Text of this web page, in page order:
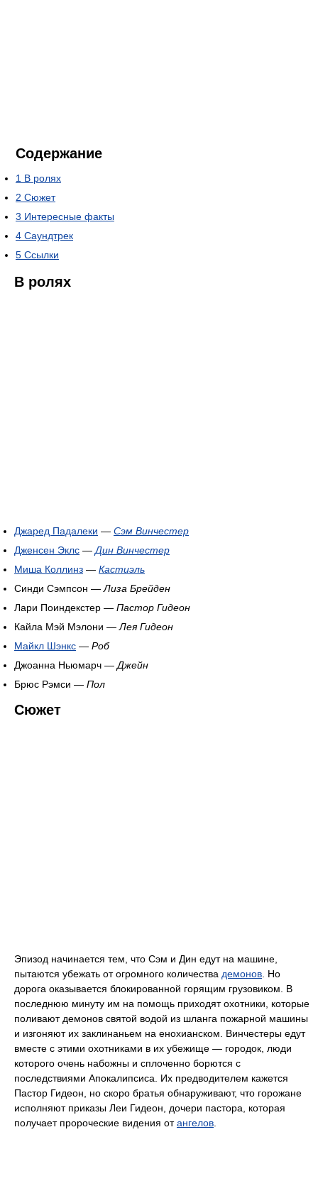
Содержание
1 В ролях
2 Сюжет
3 Интересные факты
4 Саундтрек
5 Ссылки
В ролях
Джаред Падалеки — Сэм Винчестер
Дженсен Эклс — Дин Винчестер
Миша Коллинз — Кастиэль
Синди Сэмпсон — Лиза Брейден
Лари Поиндекстер — Пастор Гидеон
Кайла Мэй Мэлони — Лея Гидеон
Майкл Шэнкс — Роб
Джоанна Ньюмарч — Джейн
Брюс Рэмси — Пол
Сюжет
Эпизод начинается тем, что Сэм и Дин едут на машине,
пытаются убежать от огромного количества демонов . Но
дорога оказывается блокированной горящим грузовиком. В
последнюю минуту им на помощь приходят охотники, которые
поливают демонов святой водой из шланга пожарной машины
и изгоняют их заклинаньем на енохианском. Винчестеры едут
вместе с этими охотниками в их убежище — городок, люди
которого очень набожны и сплоченно борются с
последствиями Апокалипсиса. Их предводителем кажется
Пастор Гидеон, но скоро братья обнаруживают, что горожане
исполняют приказы Леи Гидеон, дочери пастора, которая
получает пророческие видения отангелов